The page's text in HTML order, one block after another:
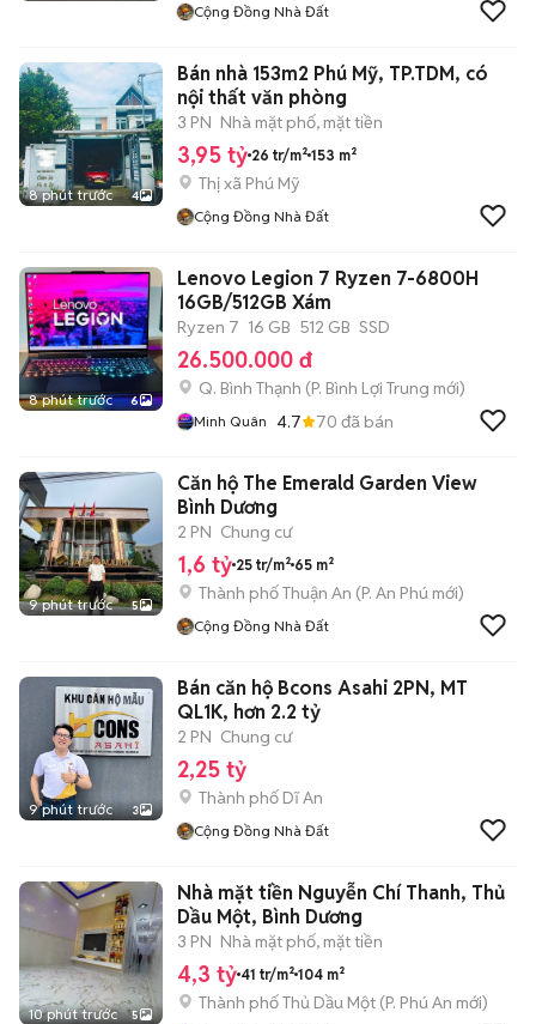
Cộng Đồng Nhà Đất
8 phút trước 4
Bán nhà 153m2 Phú Mỹ, TP.TDM, có
nội thất văn phòng
3 PN Nhà mặt phố, mặt tiền
3,95 tỷ 26 tr/m² 153 m²
Thị xã Phú Mỹ
Cộng Đồng Nhà Đất
8 phút trước 6
Lenovo Legion 7 Ryzen 7-6800H
16GB/512GB Xám
Ryzen 7 16 GB 512 GB SSD
26.500.000 đ
Q. Bình Thạnh (P. Bình Lợi Trung mới)
Minh Quân 4.7 70 đã bán
9 phút trước 5
Căn hộ The Emerald Garden View
Bình Dương
2 PN Chung cư
1,6 tỷ 25 tr/m² 65 m²
Thành phố Thuận An (P. An Phú mới)
Cộng Đồng Nhà Đất
9 phút trước 3
Bán căn hộ Bcons Asahi 2PN, MT
QL1K, hơn 2.2 tỷ
2 PN Chung cư
2,25 tỷ
Thành phố Dĩ An
Cộng Đồng Nhà Đất
10 phút trước 5
Nhà mặt tiền Nguyễn Chí Thanh, Thủ
Dầu Một, Bình Dương
3 PN Nhà mặt phố, mặt tiền
4,3 tỷ 41 tr/m² 104 m²
Thành phố Thủ Dầu Một (P. Phú An mới)